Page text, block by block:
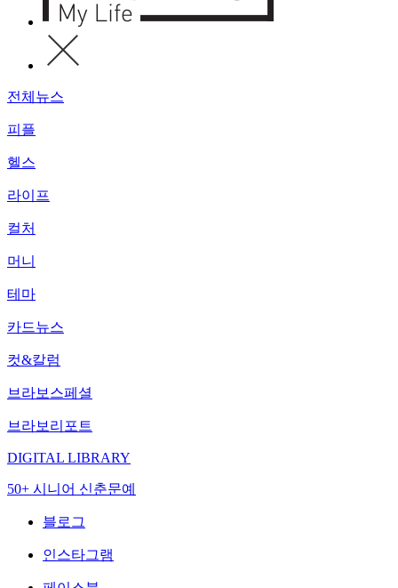
전체뉴스
피플
헬스
라이프
컬처
머니
테마
카드뉴스
컷&칼럼
브라보스페셜
브라보리포트
DIGITAL LIBRARY
50+ 시니어 신춘문예
블로그
인스타그램